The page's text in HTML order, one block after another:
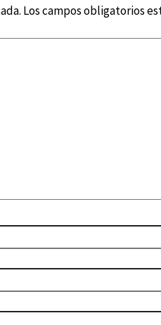
Los campos obligatorios